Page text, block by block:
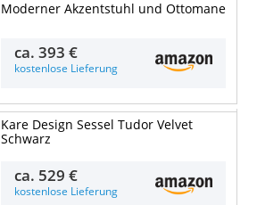
Moderner Akzentstuhl und Ottomane
ca.393 €
kostenlose Lieferung
Kare Design Sessel Tudor Velvet
Schwarz
ca. 529 €
kostenlose Lieferung